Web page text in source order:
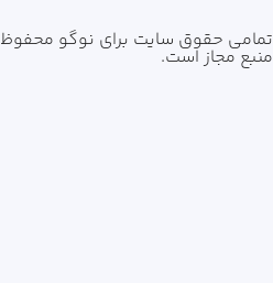
تمامی حقوق سایت برای نوگو محفوظ
منبع مجاز است.